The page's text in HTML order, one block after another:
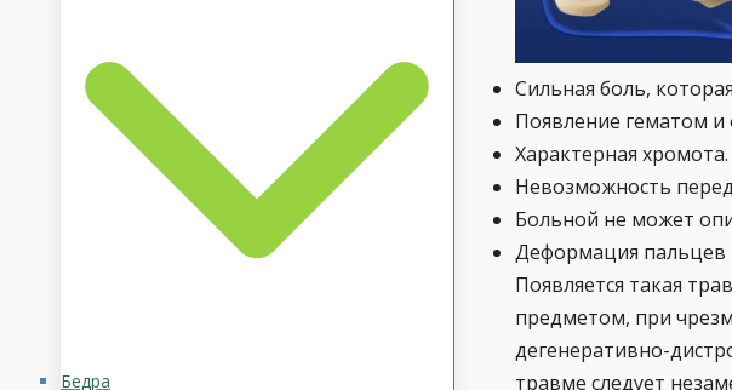
Сильная боль,
Появление гематом и
Характерная хромота.
Невозможность
Больной не может
Деформация пальцев
Появляется такая
предметом, при
дегенеративно-
травме следует
Бедра